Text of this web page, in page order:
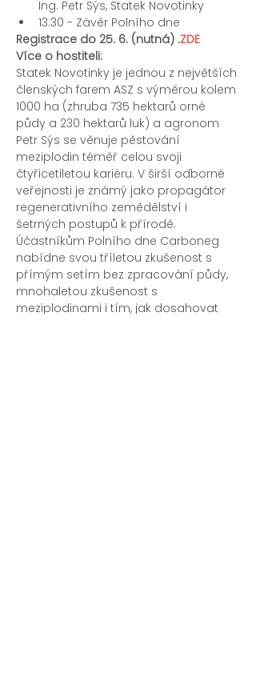
Ing. Petr Sýs, Statek Novotinky
13:30 - Závěr Polního dne
Registrace do 25. 6. (nutná) .ZDE
Více o hostiteli:
Statek Novotinky je jednou z největších
členských farem ASZ s výměrou kolem
1000 ha (zhruba 735 hektarů orné
půdy a 230 hektarů luk) a agronom
Petr Sýs se věnuje pěstování
meziplodin téměř celou svoji
čtyřicetiletou kariéru. V širší odborné
veřejnosti je známý jako propagátor
regenerativního zemědělství i
šetrných postupů k přírodě.
Účastníkům Polního dne Carboneg
nabídne svou tříletou zkušenost s
přímým setím bez zpracování půdy,
mnohaletou zkušenost s
meziplodinami i tím, jak dosahovat